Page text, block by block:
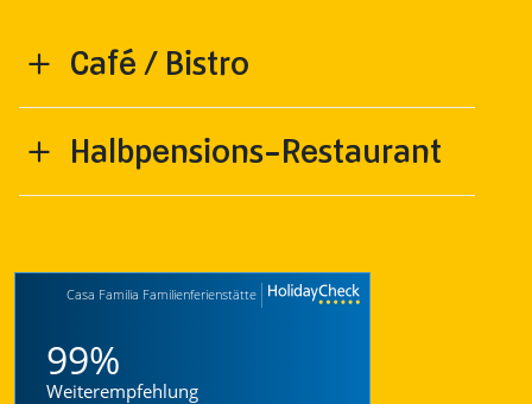
Café / Bistro
Halbpensions-Restaurant
Casa Familia Familienferienstätte
99%
Weiterempfehlung